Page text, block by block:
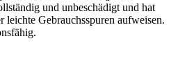
und unbeschädigt und hat
leichte Gebrauchsspuren aufweisen.